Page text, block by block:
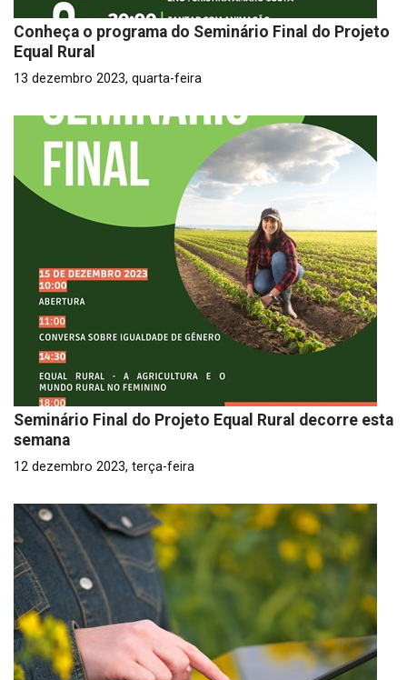
Conheça o programa do Seminário Final do Projeto
Equal Rural
13 dezembro 2023, quarta-feira
Seminário Final do Projeto Equal Rural decorre esta
semana
12 dezembro 2023, terça-feira